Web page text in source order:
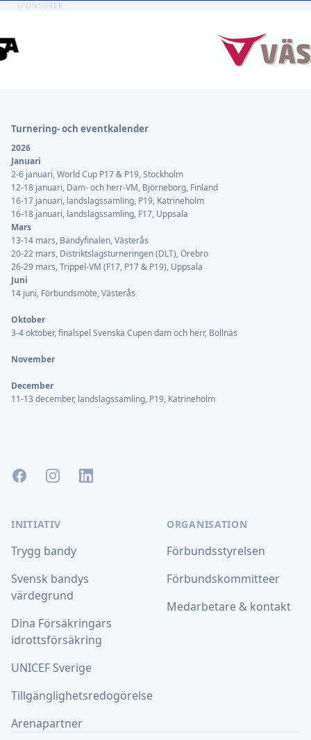
SPONSORER
Turnering- och eventkalender
2026
Januari
2-6 januari, World Cup P17 & P19, Stockholm
12-18 januari, Dam- och herr-VM, Björneborg, Finland
16-17 januari, landslagssamling, P19, Katrineholm
16-18 januari, landslagssamling, F17, Uppsala
Mars
13-14 mars, Bandyfinalen, Västerås
20-22 mars, Distriktslagsturneringen (DLT), Örebro
26-29 mars, Trippel-VM (F17, P17 & P19), Uppsala
Juni
14 juni, Förbundsmöte, Västerås
Oktober
3-4 oktober, finalspel Svenska Cupen dam och herr, Bollnäs
November
December
11-13 december, landslagssamling, P19, Katrineholm
FacebookInstagramLinkedIn
INITIATIV
Trygg bandy
Svensk bandys
värdegrund
Dina Försäkringars
idrottsförsäkring
UNICEF Sverige
Tillgänglighetsredogörelse
Arenapartner
ORGANISATION
Förbundsstyrelsen
Förbundskommitteer
Medarbetare & kontakt